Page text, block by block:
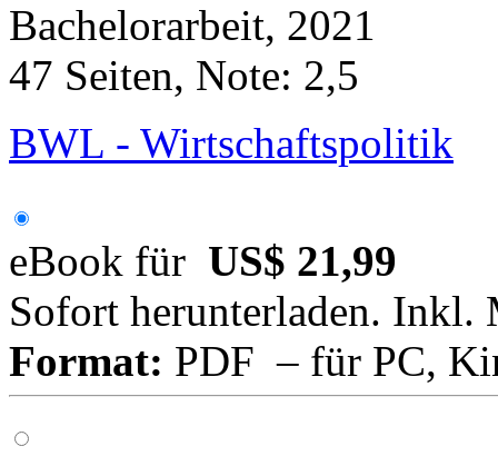
Bachelorarbeit, 2021
47 Seiten, Note: 2,5
BWL - Wirtschaftspolitik
eBook für US$ 21,99
Sofort herunterladen. Inkl.
Format: PDF – für PC,